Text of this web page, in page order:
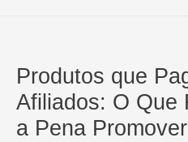
Produtos que
Afiliados: O Que
a Pena Promover